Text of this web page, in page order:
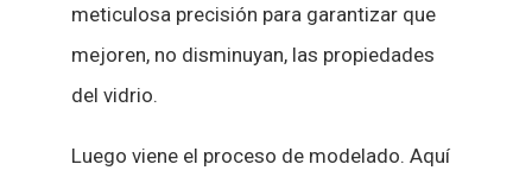
meticulosa precisión para garantizar que
mejoren, no disminuyan, las propiedades
del vidrio.
Luego viene el proceso de modelado. Aquí